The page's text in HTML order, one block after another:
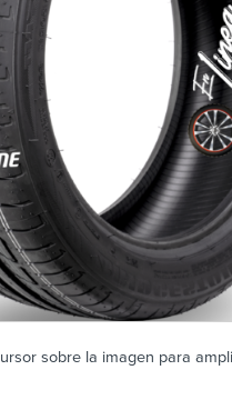
sobre la imagen para